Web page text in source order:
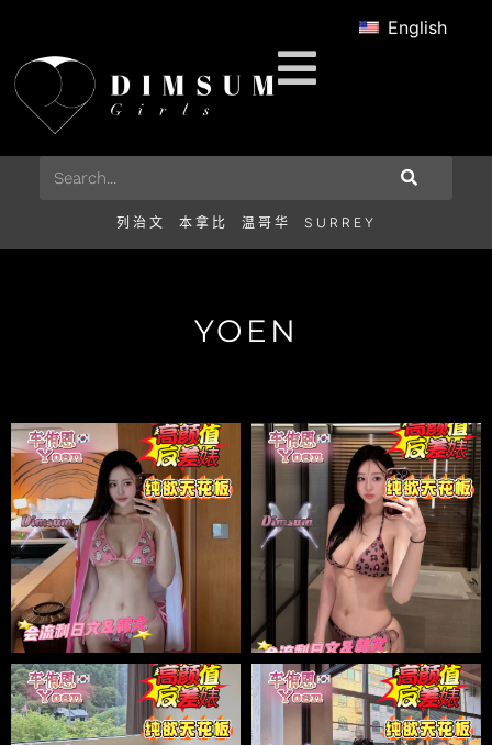
English
列治文 本拿比 温哥华 SURREY
YOEN